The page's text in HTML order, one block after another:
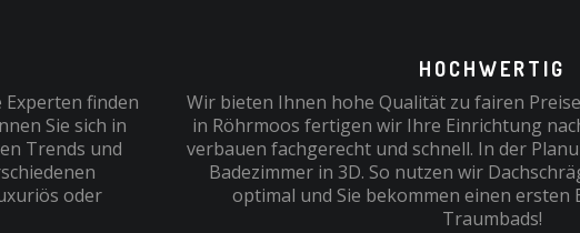
finden
Sie sich in
Trends und
oder
HOCHWERTIG
Wir bieten Ihnen hohe Qualität zu fairen
in Röhrmoos fertigen wir Ihre Einrichtung
verbauen fachgerecht und schnell. In der
Badezimmer in 3D. So nutzen wir
optimal und Sie bekommen einen ersten
Traumbads!